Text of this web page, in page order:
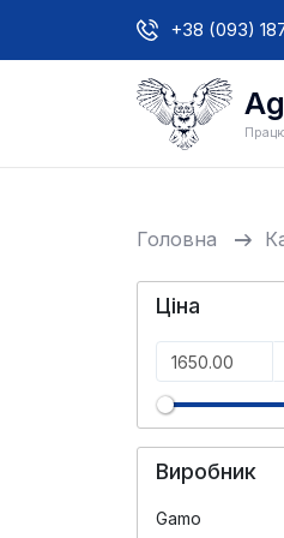
+38 (093)
Головна
Ціна
Виробник
Gamo